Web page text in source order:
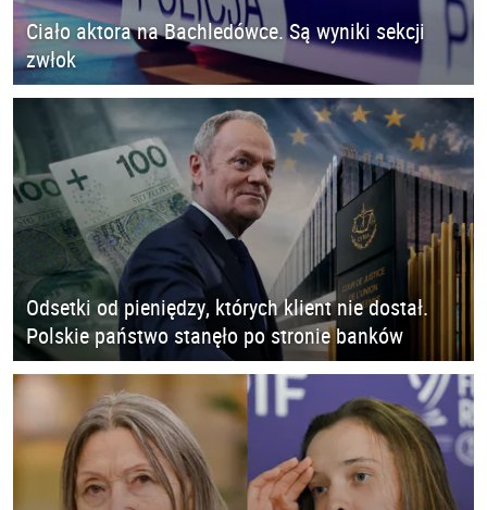
Ciało aktora na Bachledówce. Są wyniki sekcji
zwłok
Odsetki od pieniędzy, których klient nie dostał.
Polskie państwo stanęło po stronie banków